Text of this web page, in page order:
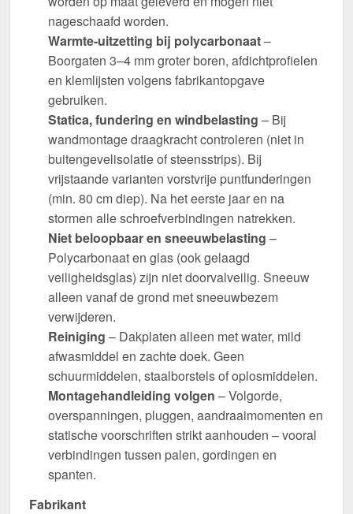
nageschaafd worden.
Warmte-uitzetting bij polycarbonaat–
Boorgaten 3–4 mm groter boren, afdichtprofielen
en klemlijsten volgens fabrikantopgave
gebruiken.
Statica, fundering en windbelasting – Bij
wandmontage draagkracht controleren (niet in
buitengevelisolatie of steensstrips). Bij
vrijstaande varianten vorstvrije puntfunderingen
(min. 80 cm diep). Na het eerste jaar en na
stormen alle schroefverbindingen natrekken.
Niet beloopbaar en sneeuwbelasting –
Polycarbonaat en glas (ook gelaagd
veiligheidsglas) zijn niet doorvalveilig. Sneeuw
alleen vanaf de grond met sneeuwbezem
verwijderen.
Reiniging – Dakplaten alleen met water, mild
afwasmiddel en zachte doek. Geen
schuurmiddelen, staalborstels of oplosmiddelen.
Montagehandleiding volgen – Volgorde,
overspanningen, pluggen, aandraaimomenten en
statische voorschriften strikt aanhouden – vooral
verbindingen tussen palen, gordingen en
spanten.
Fabrikant